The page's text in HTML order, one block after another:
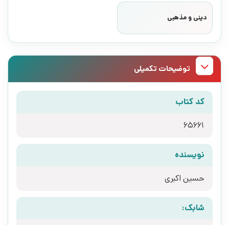
دینی و مذهبی
توضیحات تکمیلی
کد کتاب
65661
نویسنده
حسین اکبری
شابک: